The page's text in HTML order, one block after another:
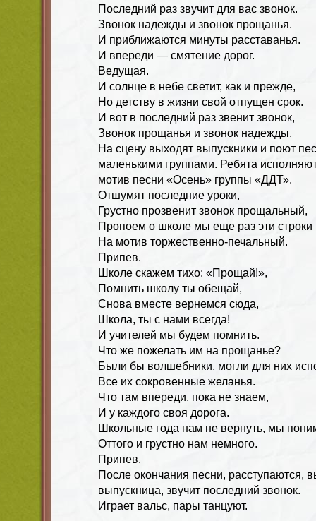
Последний раз звучит для вас звонок.
Звонок надежды и звонок прощанья.
И приближаются минуты расставанья.
И впереди — смятение дорог.
Ведущая.
И солнце в небе светит, как и прежде,
Но детству в жизни свой отпущен срок.
И вот в последний раз звенит звонок,
Звонок прощанья и звонок надежды.
На сцену выходят выпускники и поют
маленькими группами. Ребята
мотив песни «Осень» группы «ДДТ».
Отшумят последние уроки,
Грустно прозвенит звонок прощальный,
Пропоем о школе мы еще раз эти строки
На мотив торжественно-печальный.
Припев.
Школе скажем тихо: «Прощай!»,
Помнить школу ты обещай,
Снова вместе вернемся сюда,
Школа, ты с нами всегда!
И учителей мы будем помнить.
Что же пожелать им на прощанье?
Были бы волшебники, могли для них
Все их сокровенные желанья.
Что там впереди, пока не знаем,
И у каждого своя дорога.
Школьные года нам не вернуть, мы
Оттого и грустно нам немного.
Припев.
После окончания песни, расступаются,
выпускница, звучит последний звонок.
Играет вальс, пары танцуют.